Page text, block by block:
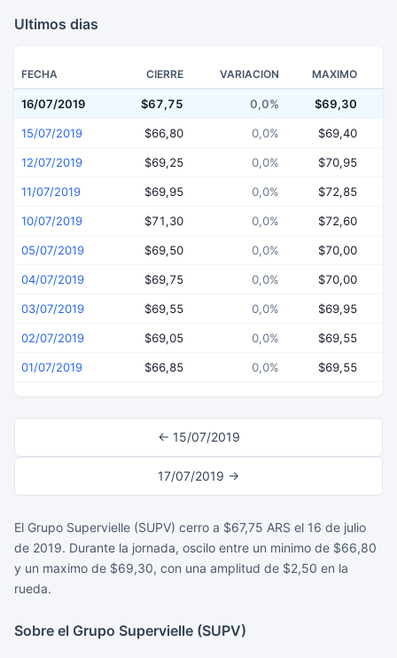
Ultimos dias
FECHA CIERRE VARIACION MAXIMO
16/07/2019 $67,75 0,0% $69,30
15/07/2019 $66,80 0,0% $69,40
12/07/2019 $69,25 0,0% $70,95
11/07/2019 $69,95 0,0% $72,85
10/07/2019 $71,30 0,0% $72,60
05/07/2019 $69,50 0,0% $70,00
04/07/2019 $69,75 0,0% $70,00
03/07/2019 $69,55 0,0% $69,95
02/07/2019 $69,05 0,0% $69,55
01/07/2019 $66,85 0,0% $69,55
← 15/07/2019
17/07/2019 →
El Grupo Supervielle (SUPV) cerro a $67,75 ARS el 16 de julio
de 2019. Durante la jornada, oscilo entre un minimo de $66,80
y un maximo de $69,30, con una amplitud de $2,50 en la
rueda.
Sobre el Grupo Supervielle (SUPV)